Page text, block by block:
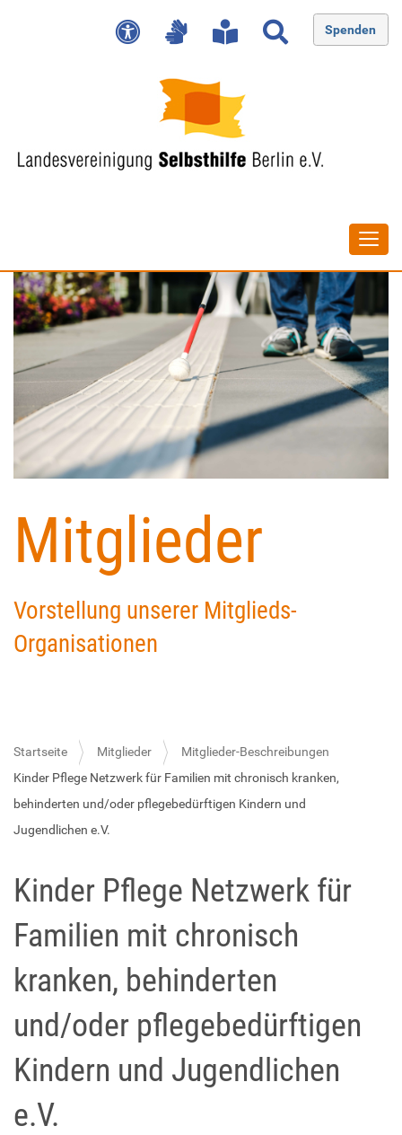
Spenden
Mitglieder
Vorstellung unserer Mitglieds-
Organisationen
Startseite Mitglieder
Mitglieder-Beschreibungen
Kinder Pflege Netzwerk für Familien mit chronisch kranken,
behinderten und/oder pflegebedürftigen Kindern und
Jugendlichen e.V.
Kinder Pflege Netzwerk für
Familien mit chronisch
kranken, behinderten
und/oder pflegebedürftigen
Kindern und Jugendlichen
e.V.